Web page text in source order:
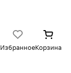
ИзбранноеКорзина